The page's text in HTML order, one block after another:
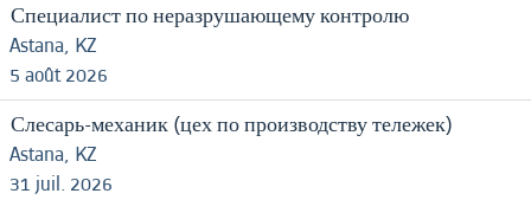
Специалист по неразрушающему контролю
Astana, KZ
5 août 2026
Слесарь-механик (цех по производству тележек)
Astana, KZ
31 juil. 2026